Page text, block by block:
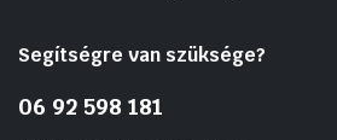
Segítségre van szüksége?
06 92 598 181